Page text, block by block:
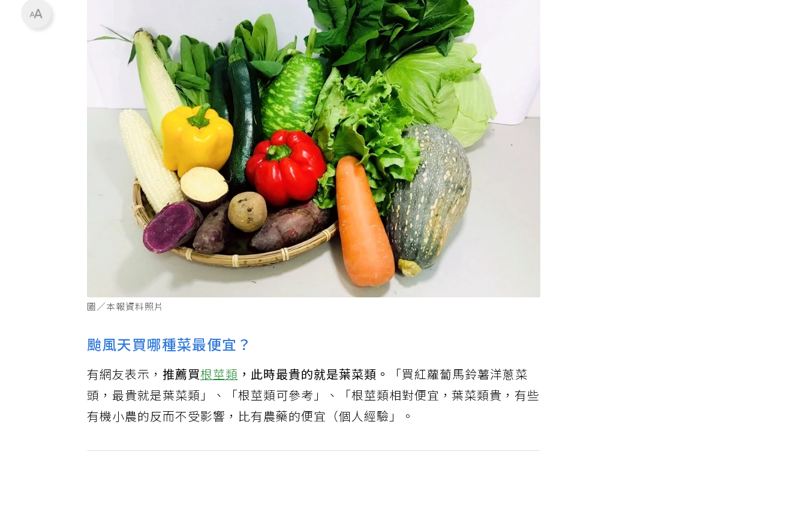
圖／本報資料照片
颱風天買哪種菜最便宜？
有網友表示， 推薦買根莖類 ，此時最貴的就是葉菜類。
「買紅蘿蔔馬鈴薯洋蔥菜
頭，最貴就是葉菜類」、「根莖類可參考」、「根莖類相對便宜，葉菜類貴，有些
有機小農的反而不受影響，比有農藥的便宜（個人經驗」。